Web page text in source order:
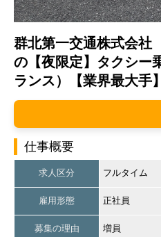
群北第一交通株式会社
の【夜限定】タクシー
ランス）【業界最大手】
仕事概要
求人区分 フルタイム
雇用形態 正社員
募集の理由 増員